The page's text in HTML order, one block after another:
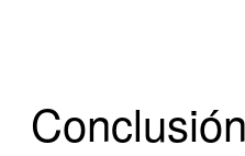
Conclusión